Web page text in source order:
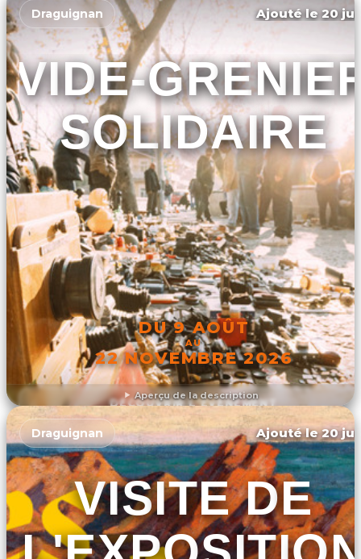
Aperçu de la description
Draguignan Ajouté le 20
VIDE-
SOLIDAIRE
DU 9 AOÛT
AU
22 NOVEMBRE 2026
DÉCOUVRIR L'ÉVÉNEMENT
Draguignan Ajouté le 20
VISITE DE